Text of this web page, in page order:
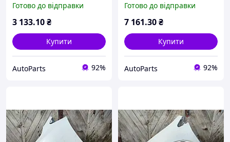
Готово до відправки
3 133.10₴
Купити
AutoParts 92%
Готово до відправки
7 161.30₴
Купити
AutoParts 92%